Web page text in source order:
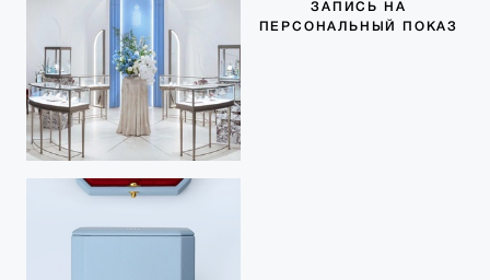
ЗАПИСЬ НА
ПЕРСОНАЛЬНЫЙ ПОКАЗ